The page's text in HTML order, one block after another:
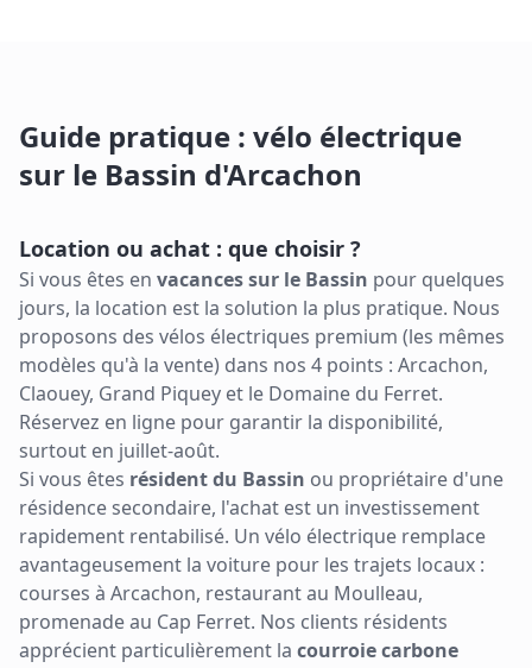
Guide pratique : vélo électrique
sur le Bassin d'Arcachon
Location ou achat : que choisir ?
Si vous êtes en vacances sur le Bassin pour quelques
jours, la location est la solution la plus pratique. Nous
proposons des vélos électriques premium (les mêmes
modèles qu'à la vente) dans nos 4 points : Arcachon,
Claouey, Grand Piquey et le Domaine du Ferret.
Réservez en ligne pour garantir la disponibilité,
surtout en juillet-août.
Si vous êtes résident du Bassin ou propriétaire d'une
résidence secondaire, l'achat est un investissement
rapidement rentabilisé. Un vélo électrique remplace
avantageusement la voiture pour les trajets locaux :
courses à Arcachon, restaurant au Moulleau,
promenade au Cap Ferret. Nos clients résidents
apprécient particulièrement la courroie carbone